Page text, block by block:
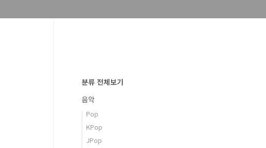
분류 전체보기
음악
Pop
KPop
JPop